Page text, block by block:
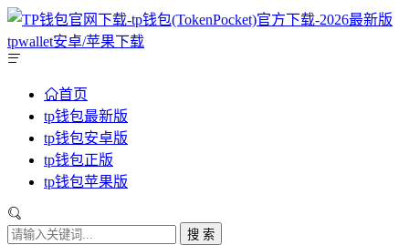
首页
tp钱包最新版
tp钱包安卓版
tp钱包正版
tp钱包苹果版
搜 索